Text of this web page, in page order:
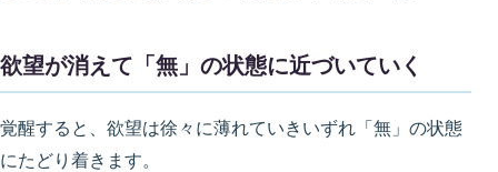
欲望が消えて「無」の状態に近づいていく
覚醒すると、欲望は徐々に薄れていきいずれ「無」の状態
にたどり着きます。